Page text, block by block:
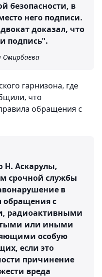
безопасности, в
него подписи.
доказал, что
подпись".
Омирбаева
гарнизона, где
что
обращения с
Н. Аскарулы,
срочной службы
в
обращения с
радиоактивными
или иными
особую
если это
причинение
вреда